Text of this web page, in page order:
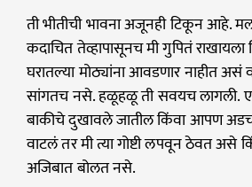
ती भीतीची भावना अजूनही टिकून आहे.
कदाचित तेव्हापासूनच मी गुपितं राखायला
घरातल्या मोठ्यांना आवडणार नाहीत असं
सांगतच नसे. हळूहळू ती सवयच लागली.
बाकीचे दुखावले जातील किंवा आपण
वाटलं तर मी त्या गोष्टी लपवून ठेवत असे
अजिबात बोलत नसे.